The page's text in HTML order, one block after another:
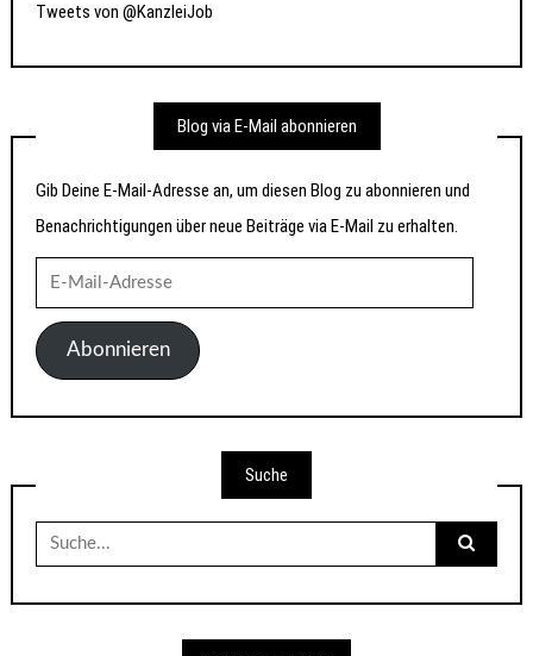
Tweets von @KanzleiJob
Blog via E-Mail abonnieren
Gib Deine E-Mail-Adresse an, um diesen Blog zu abonnieren und
Benachrichtigungen über neue Beiträge via E-Mail zu erhalten.
Mail-
AdresseAbonnieren
Suche
Suche
nach: